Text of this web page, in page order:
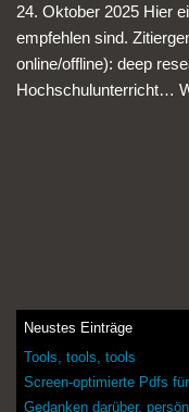
24. Oktober 2025 Hier
empfehlen sind.
online/offline): deep
Hochschulunterricht…
Neustes Einträge
Tools, tools, tools
Screen-optimierte Pdfs
Gedanken darüber,